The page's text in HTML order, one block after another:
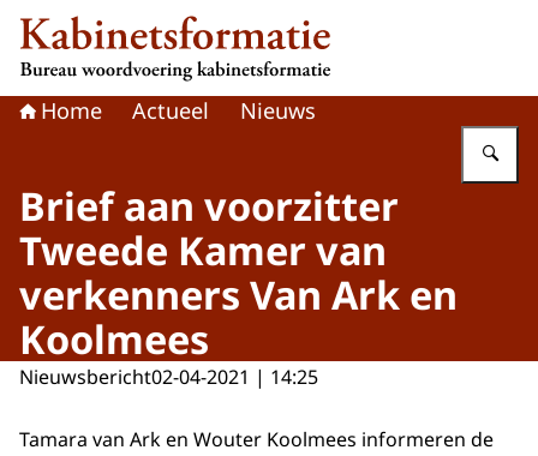
Naar de homepage van Kabinetsformatie
Home Actueel Nieuws
Brief aan voorzitter
Tweede Kamer van
verkenners Van Ark en
Koolmees
Nieuwsbericht02-04-2021 | 14:25
Tamara van Ark en Wouter Koolmees informeren de